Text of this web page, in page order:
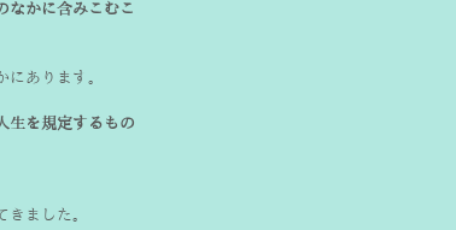
なかに含みこむこ
あります。
生を規定するもの